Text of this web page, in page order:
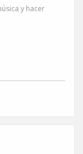
y hacer